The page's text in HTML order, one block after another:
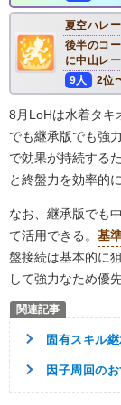
夏空ハレ
後半のコ
に中山レ
9人
2位
8月LoHは水着タキ
でも継承版でも強
で効果が持続する
と終盤力を効率的
なお、継承版でも
て活用できる。 基
盤接続は基本的に
して強力なため優
固有スキル
因子周回の